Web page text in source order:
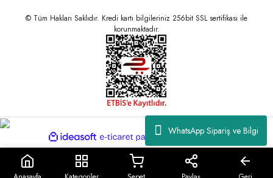
WhatsApp Sipariş ve Bilgi
© Tüm Hakları Saklıdır. Kredi kartı bilgileriniz 256bit SSL sertifikası ile
korunmaktadır.
ideasoft
ticaret
paketleri
ile
hazırlandı.